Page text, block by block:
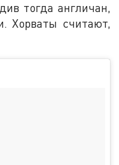
тогда англичан,
Хорваты считают,